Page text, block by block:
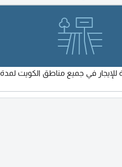
في جميع مناطق الكويت لمدة